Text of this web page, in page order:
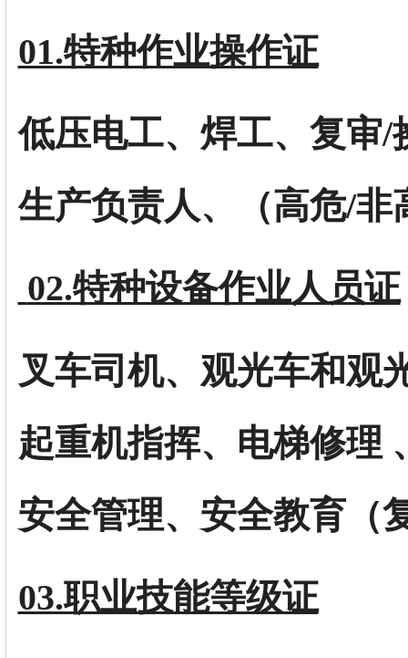
01.特种作业操作证
低压电工、焊工、复审
生产负责人、（高危/
02.特种设备作业人员证
叉车司机、观光车和观
起重机指挥、电梯修理
安全管理、安全教育（
03.职业技能等级证